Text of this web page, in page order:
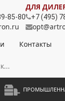
85-80
ДЛЯ
+7 (495)
Контакты